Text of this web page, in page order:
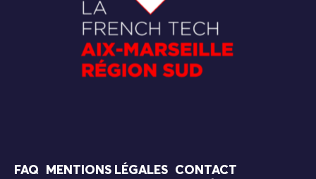
FAQ MENTIONS LÉGALES
CONTACT